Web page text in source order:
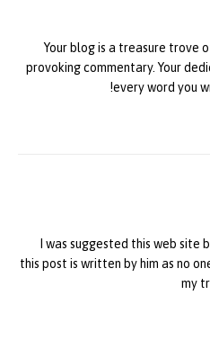
Your blog is a treasure trove
provoking commentary. Your
every word you
I was suggested this web site
this post is written by him as no
my